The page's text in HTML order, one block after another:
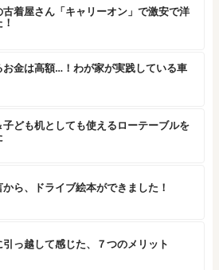
古着屋さん「キャリーオン」で激安で洋
お金は高額…！わが家が実践している車
子ども机としても使えるローテーブルを
ら、ドライブ絵本ができました！
引っ越して感じた、７つのメリット